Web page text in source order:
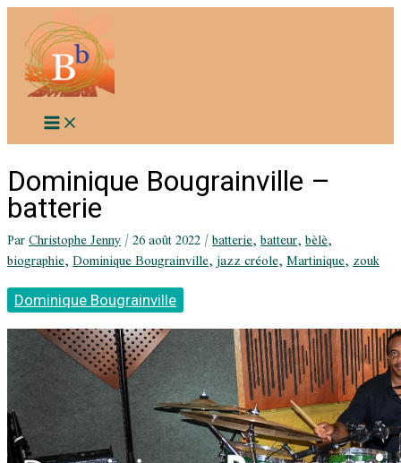
contenu
Dominique Bougrainville –
batterie
ParChristophe Jenny/26 août 2022/batterie,batteur,bèlè,
biographie,Dominique Bougrainville,jazz créole,Martinique,zouk
Dominique Bougrainville